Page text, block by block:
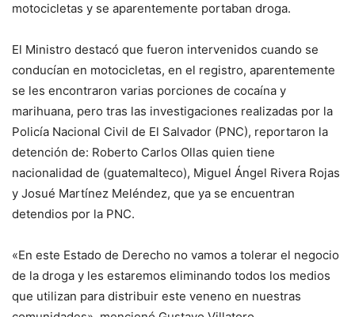
motocicletas y se aparentemente portaban droga.
El Ministro destacó que fueron intervenidos cuando se
conducían en motocicletas, en el registro, aparentemente
se les encontraron varias porciones de cocaína y
marihuana, pero tras las investigaciones realizadas por la
Policía Nacional Civil de El Salvador (PNC), reportaron la
detención de: Roberto Carlos Ollas quien tiene
nacionalidad de (guatemalteco), Miguel Ángel Rivera Rojas
y Josué Martínez Meléndez, que ya se encuentran
detendios por la PNC.
«En este Estado de Derecho no vamos a tolerar el negocio
de la droga y les estaremos eliminando todos los medios
que utilizan para distribuir este veneno en nuestras